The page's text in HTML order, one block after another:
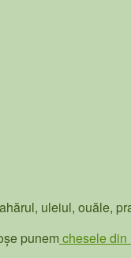
uleiul, ouăle,
punemchesele din